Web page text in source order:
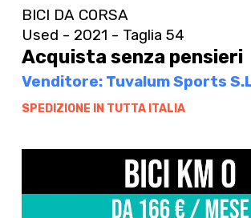
BICI DA CORSA
Used - 2021 - Taglia 54
Acquista senza pensieri
Venditore: Tuvalum Sports
SPEDIZIONE IN TUTTA ITALIA